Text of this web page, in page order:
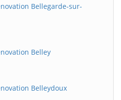
Bellegarde-sur-
Belley
Belleydoux